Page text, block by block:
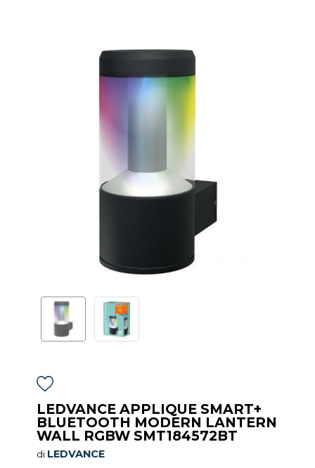
LEDVANCE APPLIQUE SMART+
BLUETOOTH MODERN LANTERN
WALL RGBW SMT184572BT
di LEDVANCE